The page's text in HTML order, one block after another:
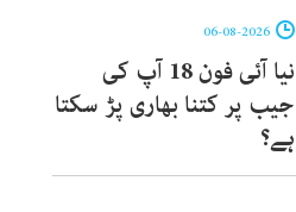
نیا آئی فون 18 آپ کی
جیب پر کتنا بھاری پڑ سکتا
ہے؟